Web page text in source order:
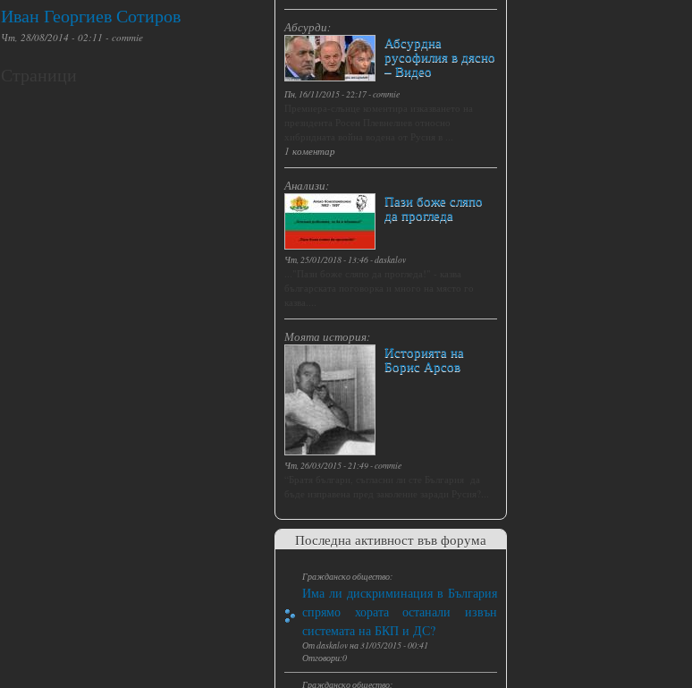
Иван Георгиев Сотиров
Чт, 28/08/2014 - 02:11 - commie
Абсурди:
Абсурдна
русофилия в дясно
– Видео
Пн, 16/11/2015 - 22:17-commie
1 коментар
Анализи:
Пази боже сляпо
да прогледа
Чт, 25/01/2018 - 13:46-daskalov
Моята история:
Историята на
Борис Арсов
Чт, 26/03/2015 - 21:49-commie
Последна активност във форума
Гражданско общество:
Има ли дискриминация в България
спрямо хората останали извън
системата на БКП и ДС?
Отdaskalovна31/05/2015 - 00:41
Отговори:0
Гражданско общество: